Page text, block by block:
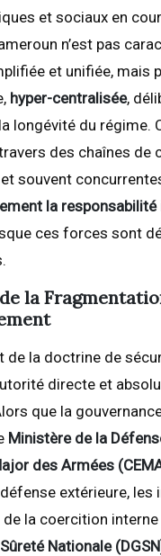
et sociaux en
n’est pas
et unifiée, mais
hyper-centralisée,
longévité du régime.
des chaînes de
souvent
la
ces forces sont
de la
de la doctrine de
directe et
que la
Ministère de la
des Armées
extérieure, les
la coercition interne
Nationale